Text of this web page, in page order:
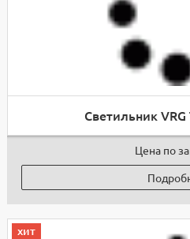
Светильник VRG
Цена по
хит